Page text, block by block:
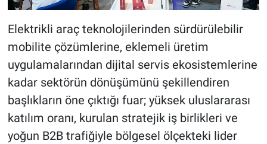
Elektrikli araç teknolojilerinden sürdürülebilir
mobilite çözümlerine, eklemeli üretim
uygulamalarından dijital servis ekosistemlerine
kadar sektörün dönüşümünü şekillendiren
başlıkların öne çıktığı fuar; yüksek uluslararası
katılım oranı, kurulan stratejik iş birlikleri ve
yoğun B2B trafiğiyle bölgesel ölçekteki lider